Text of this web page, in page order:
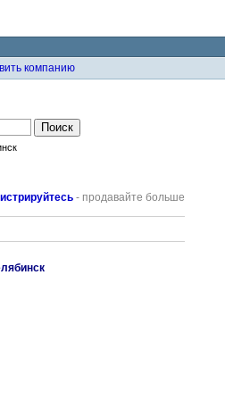
компанию
- продавайте больше